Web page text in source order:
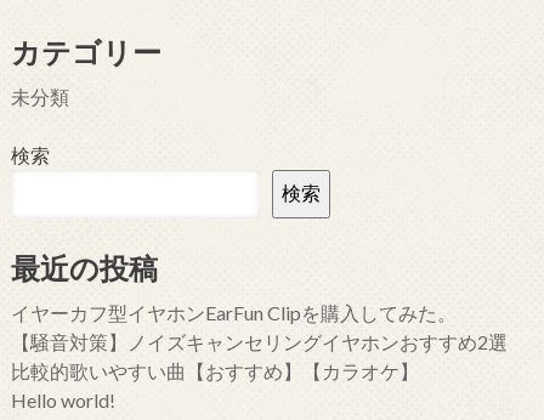
カテゴリー
未分類
検索
検索
最近の投稿
イヤーカフ型イヤホンEarFun Clipを購入してみた。
【騒音対策】ノイズキャンセリングイヤホンおすすめ2選
比較的歌いやすい曲【おすすめ】【カラオケ】
Hello world!